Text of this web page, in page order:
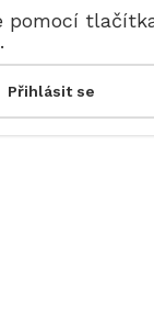
pomocí